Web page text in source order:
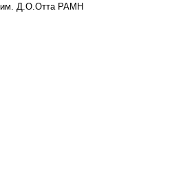
им. Д.О.Отта РАМН